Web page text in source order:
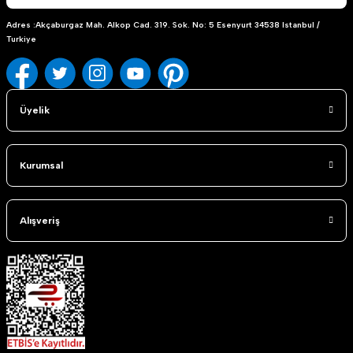
Adres :Akçaburgaz Mah. Alkop Cad. 319. Sok. No: 5 Esenyurt 34538 Istanbul /
Turkiye
Üyelik
Kurumsal
Alışveriş